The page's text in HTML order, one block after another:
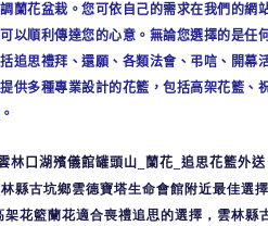
蘭花盆栽 。您可依自己的需求在我們的網
以順利傳達您的心意。 無論您選擇的是任
追思禮拜、還願、各類法會、弔唁、 開幕
供多種專業設計的花籃，包括高架花籃、
林口湖殯儀館罐頭山_蘭花_追思花籃外
縣古坑鄉雲德寶塔生命會館附近最佳選
花籃蘭花適合喪禮追思的選擇，雲林